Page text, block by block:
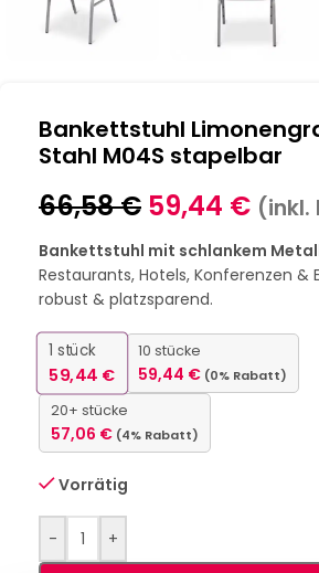
Bankettstuhl
Stahl M04S stapelbar
66,58€ 59,44 € (inkl.
Bankettstuhl mit schlankem
Restaurants, Hotels, Konferenzen &
robust & platzsparend.
1 stück
59,44 €
10 stücke
59,44 € (0% Rabatt)
20+ stücke
57,06 € (4% Rabatt)
Vorrätig
- +